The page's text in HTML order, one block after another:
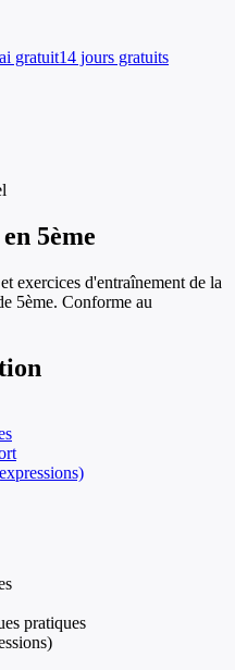
gratuit14 jours gratuits
en 5ème
exercices d'entraînement de la
5ème. Conforme au
pratiques